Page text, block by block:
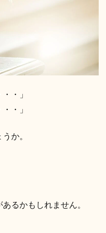
・」
・」
か。
るかもしれません。